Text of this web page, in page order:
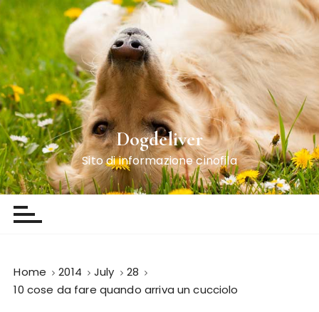
S
k
i
p
t
o
c
o
n
t
e
Dogdeliver
Sito di informazione cinofila
Home 2014 July
28
10 cose da fare quando arriva un cucciolo